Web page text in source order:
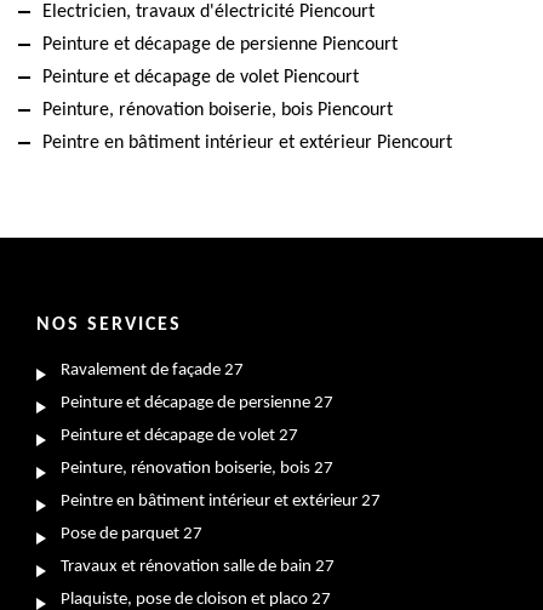
Electricien, travaux d'électricité Piencourt
Peinture et décapage de persienne Piencourt
Peinture et décapage de volet Piencourt
Peinture, rénovation boiserie, bois Piencourt
Peintre en bâtiment intérieur et extérieur Piencourt
NOS SERVICES
Ravalement de façade 27
Peinture et décapage de persienne 27
Peinture et décapage de volet 27
Peinture, rénovation boiserie, bois 27
Peintre en bâtiment intérieur et extérieur 27
Pose de parquet 27
Travaux et rénovation salle de bain 27
Plaquiste, pose de cloison et placo 27